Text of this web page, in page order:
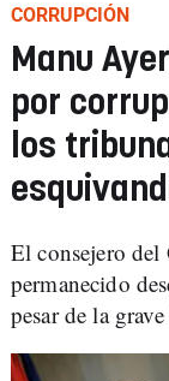
CORRUPCIÓN
Manu
por
los
El consejero
permanecido
pesar de la